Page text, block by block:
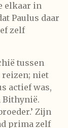
elkaar in
Paulus daar
zelf
tussen
reizen; niet
actief was,
Bithynië.
Zijn
prima zelf